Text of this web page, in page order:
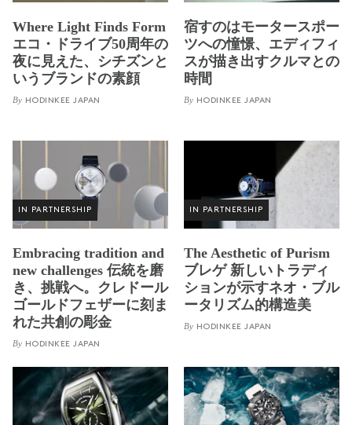
Where Light Finds Form
エコ・ドライブ50周年の
夜に見えた、シチズンと
いうブランドの素顔
By HODINKEE JAPAN
宿すのはモータースポー
ツへの憧憬、エディフィ
スが描き出すクルマとの
時間
By HODINKEE JAPAN
IN PARTNERSHIP
Embracing tradition and
new challenges 伝統を磨
き、挑戦へ。クレドール
ゴールドフェザーに刻ま
れた共創の彫金
By HODINKEE JAPAN
IN PARTNERSHIP
The Aesthetic of Purism
ブレゲ 新しいトラディ
ションが示すネオ・ブル
ータリズム的構造美
By HODINKEE JAPAN